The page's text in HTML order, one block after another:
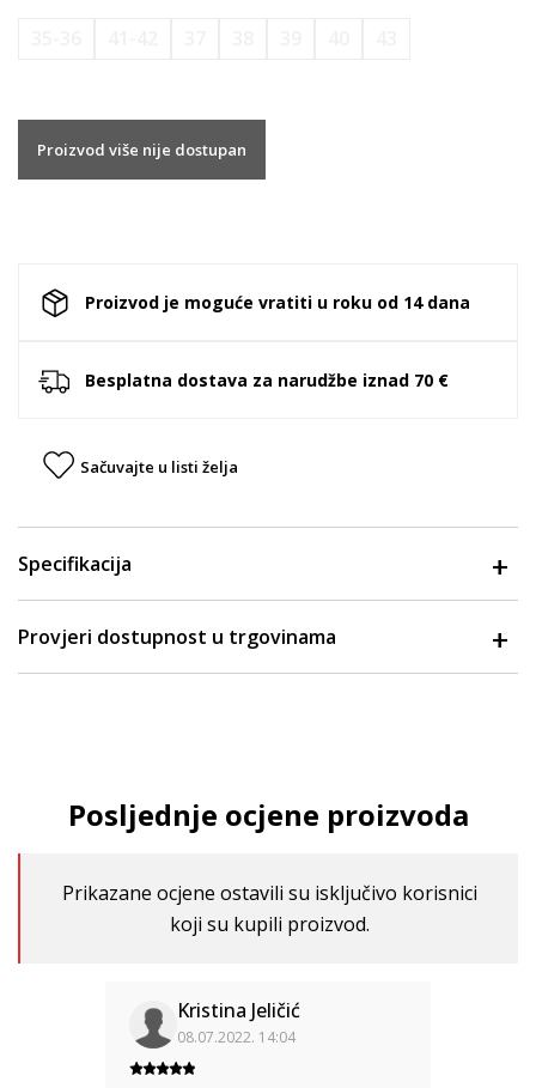
Proizvod više nije dostupan
Proizvod je moguće vratiti u roku od 14 dana
Besplatna dostava za narudžbe iznad 70 €
Sačuvajte u listi želja
Specifikacija
Provjeri dostupnost u trgovinama
Posljednje ocjene proizvoda
Prikazane ocjene ostavili su isključivo korisnici
koji su kupili proizvod.
Kristina Jeličić
08.07.2022. 14:04